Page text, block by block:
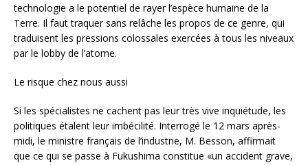
technologie a le potentiel de rayer l’espèce humaine de la
Terre. Il faut traquer sans relâche les propos de ce genre, qui
traduisent les pressions colossales exercées à tous les niveaux
par le lobby de l’atome.
Le risque chez nous aussi
Si les spécialistes ne cachent pas leur très vive inquiétude, les
politiques étalent leur imbécilité. Interrogé le 12 mars après-
midi, le ministre français de l’industrie, M. Besson, affirmait
que ce qui se passe à Fukushima constitue «un accident grave,